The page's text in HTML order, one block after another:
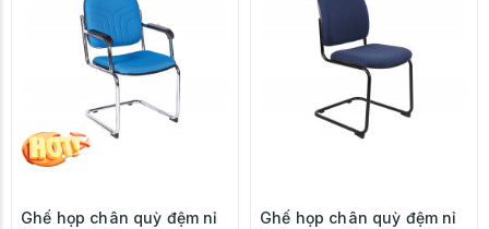
Ghế họp chân quỳ đệm nỉ
Ghế họp chân quỳ đệm nỉ